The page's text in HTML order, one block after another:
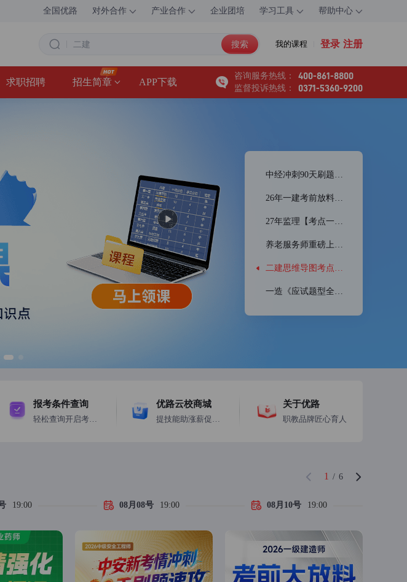
全国优路 对外合作 产业合作 企业团培 学习工具 帮助中心
搜索 我的课程 登录 注册
求职招聘 招生简章 APP下载
咨询服务热线： 400-861-8800
监督投诉热线： 0371-5360-9200
中经冲刺90天刷题直播
26年一建考前放料直播
27年监理【考点一本通】领取
养老服务师重磅上线！
二建思维导图考点精讲课
一造《应试题型全解课》领取
报考条件查询 优路云校商城 关于优路
职教品牌匠心育人
1 / 6
19:00 08月08号 19:00 08月10号 19:00